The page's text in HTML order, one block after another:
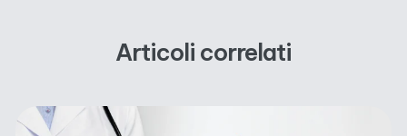
Articoli correlati